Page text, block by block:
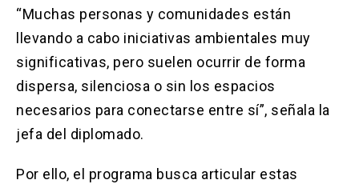
“Muchas personas y comunidades están
llevando a cabo iniciativas ambientales muy
significativas, pero suelen ocurrir de forma
dispersa, silenciosa o sin los espacios
necesarios para conectarse entre sí”, señala la
jefa del diplomado.
Por ello, el programa busca articular estas